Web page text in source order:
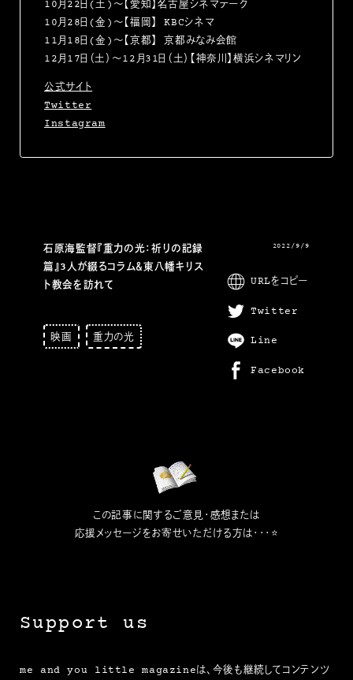
10月22日(土)～【愛知】名古屋シネマテーク
10月28日(金)〜【福岡】 KBCシネマ
11月18日(金)～【京都】 京都みなみ会館
12月17日（土）〜12月31日（土）【神奈川】横浜シネマリン
公式サイト
Twitter
Instagram
石原海監督『重力の光：祈りの記録
篇』3人が綴るコラム＆東八幡キリス
ト教会を訪れて
映画 重力の光
2022/9/9
URLをコピー
Twitter
Line
Facebook
この記事に関するご意見・感想または
応援メッセージをお寄せいただける方は・・・⭐
Support us
me and you little magazineは、今後も継続してコンテンツ